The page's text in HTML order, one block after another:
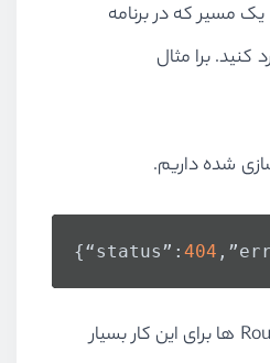
یک مسیر که در برنامه
کنید. برا مثال
شده داریم.
{“status”:404
یادتان باشد که ترتیب Route ها برای این کار بسیار